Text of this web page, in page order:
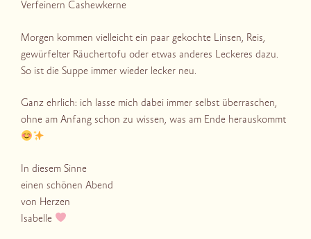
Verfeinern Cashewkerne
Morgen kommen vielleicht ein paar gekochte Linsen, Reis,
gewürfelter Räuchertofu oder etwas anderes Leckeres dazu.
So ist die Suppe immer wieder lecker neu.
Ganz ehrlich: ich lasse mich dabei immer selbst überraschen,
ohne am Anfang schon zu wissen, was am Ende herauskommt
In diesem Sinne
einen schönen Abend
von Herzen
Isabelle